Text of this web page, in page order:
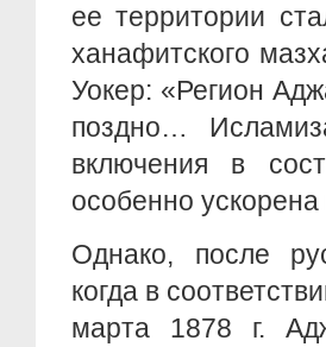
ее территории
ханафитского
Уокер: «Регион
поздно…
включения в
особенно
Однако, после
когда в
марта 1878 г.